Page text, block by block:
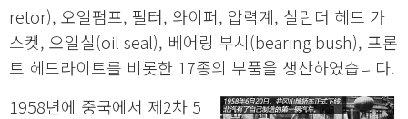
retor), 오일펌프, 필터, 와이퍼, 압력계, 실린더 헤드 가
스켓, 오일실(oil seal), 베어링 부시(bearing bush), 프론
트 헤드라이트를 비롯한 17종의 부품을 생산하였습니다.
1958년에 중국에서 제2차 5